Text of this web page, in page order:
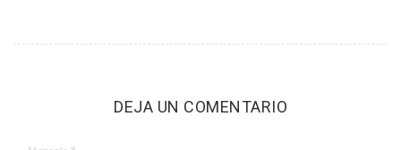
DEJA UN COMENTARIO